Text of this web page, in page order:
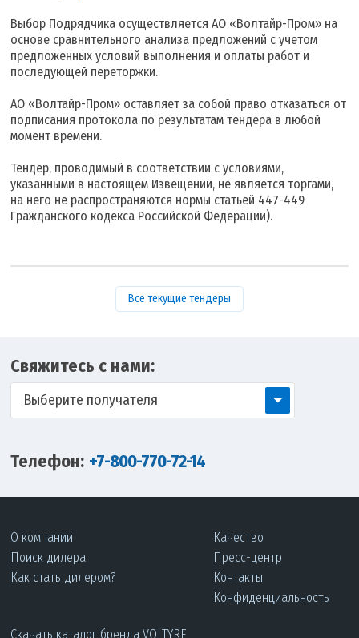
Выбор Подрядчика осуществляется АО «Волтайр-Пром» на
основе сравнительного анализа предложений с учетом
предложенных условий выполнения и оплаты работ и
последующей переторжки.
АО «Волтайр-Пром» оставляет за собой право отказаться от
подписания протокола по результатам тендера в любой
момент времени.
Тендер, проводимый в соответствии с условиями,
указанными в настоящем Извещении, не является торгами,
на него не распространяются нормы статьей 447-449
Гражданского кодекса Российской Федерации).
Все текущие тендеры
Свяжитесь с нами:
Выберите получателя
Телефон: +7-800-770-72-14
О компании
Поиск дилера
Как стать дилером?
Качество
Пресс-центр
Контакты
Конфиденциальность
Скачать каталог бренда VOLTYRE